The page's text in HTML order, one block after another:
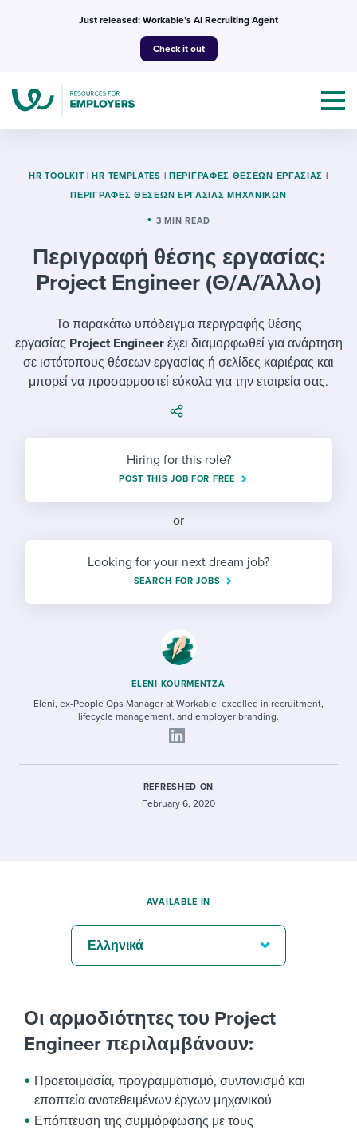
Just released: Workable’s AI Recruiting Agent
Check it out
Topics
Mobilizing AI in my work
Evaluating candidates
Working together with others
Maintaining hiring pipelines
Developing & retaining people
Ensuring compliance
Finding and attracting people
Establishing an employer brand
Candidate/employee experiences
Templates & Guides
Job description templates
Policy templates
Onboarding checklists
Step-by-step tutorials
Free ebooks & reports
HR terms
I’m a jobseeker
I WANT TO LEARN ABOUT...
Pay & benefits
Career development
Modern working life
Overall career resources
Attend webinars & events
Workable customer stories
Explore Workable
Request a demo
Start a free trial
HR TOOLKIT | HR TEMPLATES | ΠΕΡΙΓΡΑΦΈΣ ΘΈΣΕΩΝ ΕΡΓΑΣΊΑΣ |
ΠΕΡΙΓΡΑΦΈΣ ΘΈΣΕΩΝ ΕΡΓΑΣΊΑΣ ΜΗΧΑΝΙΚΏΝ
3 MIN READ
Περιγραφή θέσης εργασίας:
Project Engineer (Θ/Α/Άλλο)
Το παρακάτω υπόδειγμα περιγραφής θέσης
εργασίας Project Engineerέχει διαμορφωθεί για ανάρτηση
σε ιστότοπους θέσεων εργασίας ή σελίδες καριέρας και
μπορεί να προσαρμοστεί εύκολα για την εταιρεία σας.
Hiring for this role?
POST THIS JOB FOR FREE
or
Looking for your next dream job?
SEARCH FOR JOBS
ELENI KOURMENTZA
Eleni, ex-People Ops Manager at Workable, excelled in recruitment,
lifecycle management, and employer branding.
REFRESHED ON
February 6, 2020
Οι αρμοδιότητες του Project
Engineer περιλαμβάνουν:
Προετοιμασία, προγραμματισμό, συντονισμό και
εποπτεία ανατεθειμένων έργων μηχανικού
Επόπτευση της συμμόρφωσης με τους
AVAILABLE IN
Ελληνικά